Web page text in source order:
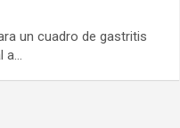
un cuadro de gastritis
a…